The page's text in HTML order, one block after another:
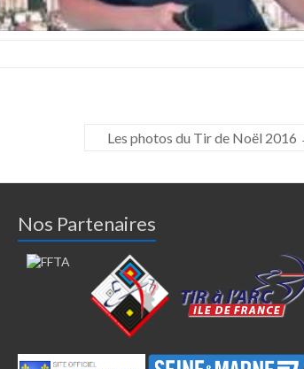
Les photos du Tir de Noël 2016
Nos Partenaires